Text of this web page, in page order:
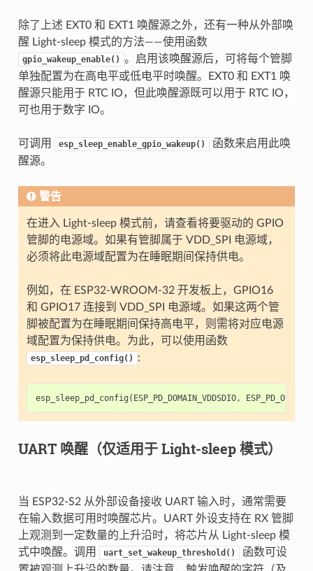
除了上述 EXT0 和 EXT1 唤醒源之外，还有一种从外部唤
醒 Light-sleep 模式的方法——使用函数
gpio_wakeup_enable() 。启用该唤醒源后，可将每个管脚
单独配置为在高电平或低电平时唤醒。EXT0 和 EXT1 唤
醒源只能用于 RTC IO，但此唤醒源既可以用于 RTC IO，
可也用于数字 IO。
可调用 esp_sleep_enable_gpio_wakeup()
函数来启用此唤
醒源。
警告
在进入 Light-sleep 模式前，请查看将要驱动的 GPIO
管脚的电源域。如果有管脚属于 VDD_SPI 电源域，
必须将此电源域配置为在睡眠期间保持供电。
例如，在 ESP32-WROOM-32 开发板上，GPIO16
和 GPIO17 连接到 VDD_SPI 电源域。如果这两个管
脚被配置为在睡眠期间保持高电平，则需将对应电源
域配置为保持供电。为此，可以使用函数
esp_sleep_pd_config() :
esp_sleep_pd_config ( ESP_PD_DOMAIN_VDDSDIO,
UART 唤醒（仅适用于 Light-sleep 模式）
当 ESP32-S2 从外部设备接收 UART 输入时，通常需要
在输入数据可用时唤醒芯片。UART 外设支持在 RX 管脚
上观测到一定数量的上升沿时，将芯片从 Light-sleep 模
式中唤醒。调用
uart_set_wakeup_threshold()
函数可设